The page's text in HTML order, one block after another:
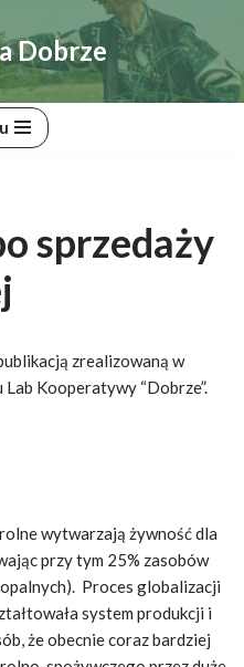
Dobrze
sprzedaży
zrealizowaną w
Kooperatywy “Dobrze”.
wytwarzają żywność dla
przy tym 25% zasobów
Proces globalizacji
system produkcji i
że obecnie coraz bardziej